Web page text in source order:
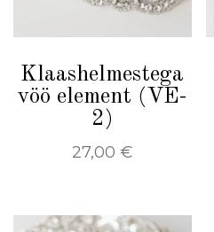
Klaashelmestega
vöö element (VE-
2)
27,00 €